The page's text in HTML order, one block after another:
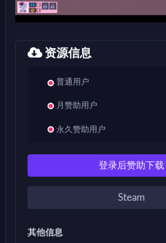
资源信息
普通用户
月赞助用户
永久赞助用户
登录后赞助下载
Steam
其他信息